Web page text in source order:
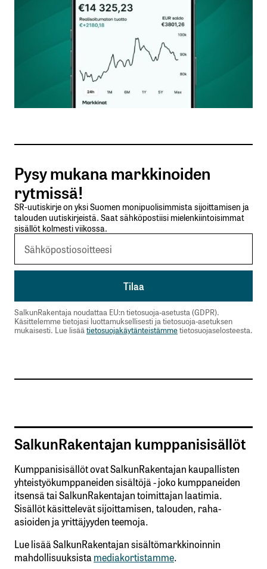
Nimesi tai nimimerkkisi
Sähköpostiosoitteesi
Tilaa SalkunRakentajan uutiskirje
Lähetä kommentti
Pysy mukana markkinoiden
rytmissä!
SR-uutiskirje on yksi Suomen monipuolisimmista sijoittamisen ja
talouden uutiskirjeistä. Saat sähköpostiisi mielenkiintoisimmat
sisällöt kolmesti viikossa.
SalkunRakentaja noudattaa EU:n tietosuoja-asetusta (GDPR).
Käsittelemme tietojasi luottamuksellisesti ja tietosuoja-asetuksen
mukaisesti. Lue lisäätietosuojakäytänteistämmetietosuojaselosteesta.
SalkunRakentajan kumppanisisällöt
Kumppanisisällöt ovat SalkunRakentajan kaupallisten
yhteistyökumppaneiden sisältöjä - joko kumppaneiden
itsensä tai SalkunRakentajan toimittajan laatimia.
Sisällöt käsittelevät sijoittamisen, talouden, raha-
asioiden ja yrittäjyyden teemoja.
Lue lisää SalkunRakentajan sisältömarkkinoinnin
mahdollisuuksistamediakortistamme.